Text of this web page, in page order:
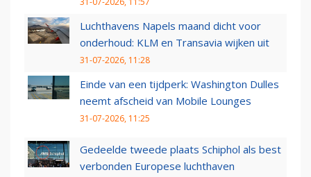
Luchthavens Napels maand dicht voor
onderhoud: KLM en Transavia wijken uit
31-07-2026, 11:28
Einde van een tijdperk: Washington Dulles
neemt afscheid van Mobile Lounges
31-07-2026, 11:25
Gedeelde tweede plaats Schiphol als best
verbonden Europese luchthaven